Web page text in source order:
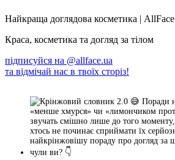
Найкраща доглядова косметика | AllFace
Краса, косметика та догляд за тілом
підписуйся на @allface.ua
та відмічай нас в твоїх сторіз!